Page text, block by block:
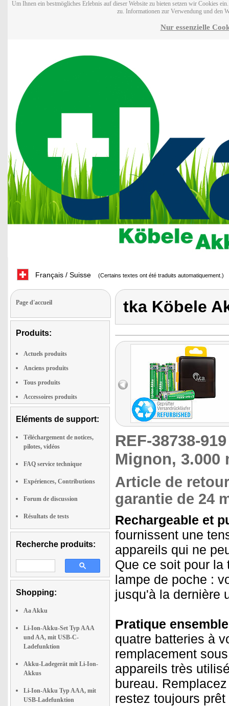
Um Ihnen ein bestmögliches Erlebnis auf dieser Website zu bieten setzen wir Cookies
zu. Informationen zur Verwendung und den
Nur essenzielle
Français / Suisse (Certains textes ont été traduits automatiquement.)
Page d'accueil
Produits:
Actuels produits
Anciens produits
Tous produits
Accessoires produits
Eléments de support:
Téléchargement de notices,
pilotes, vidéos
FAQ service technique
Expériences, Contributions
Forum de discussion
Résultats de tests
Recherche produits:
Shopping:
Aa Akku
Li-Ion-Akku-Set Typ AAA
und AA, mit USB-C-
Ladefunktion
Akku-Ladegerät mit Li-Ion-
Akkus
Li-Ion-Akku Typ AAA, mit
USB-Ladefunktion
tka Köbele
REF-38738-
Mignon, 3.000
Article de
garantie de 24
Rechargeable et
fournissent une
appareils qui ne
Que ce soit pour la
lampe de poche :
jusqu'à la dernière
Pratique
quatre batteries à
remplacement
appareils très
bureau.
restez toujours